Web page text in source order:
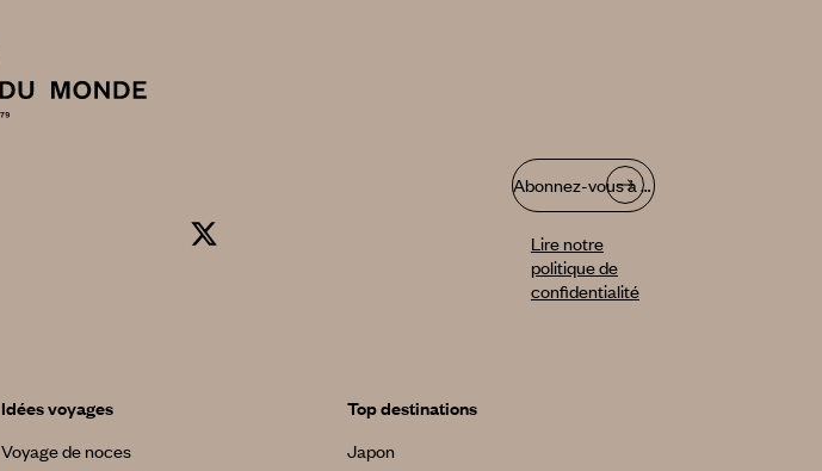
Abonnez-vous à notre infolettre
Lire notre
politique de
confidentialité
Idées voyages
Voyage de noces
Top destinations
Japon